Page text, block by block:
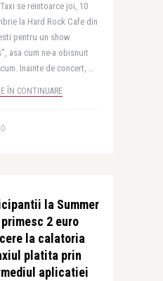
se reintoarce joi, 10
la Hard Rock Cafe din
pentru un show
asa cum ne-a obisnuit
Inainte de concert, ..
ÎN CONTINUARE
la Summer
2 euro
la calatoria
platita prin
aplicatiei